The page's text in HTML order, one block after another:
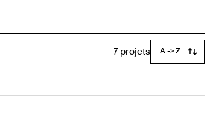
7 projets